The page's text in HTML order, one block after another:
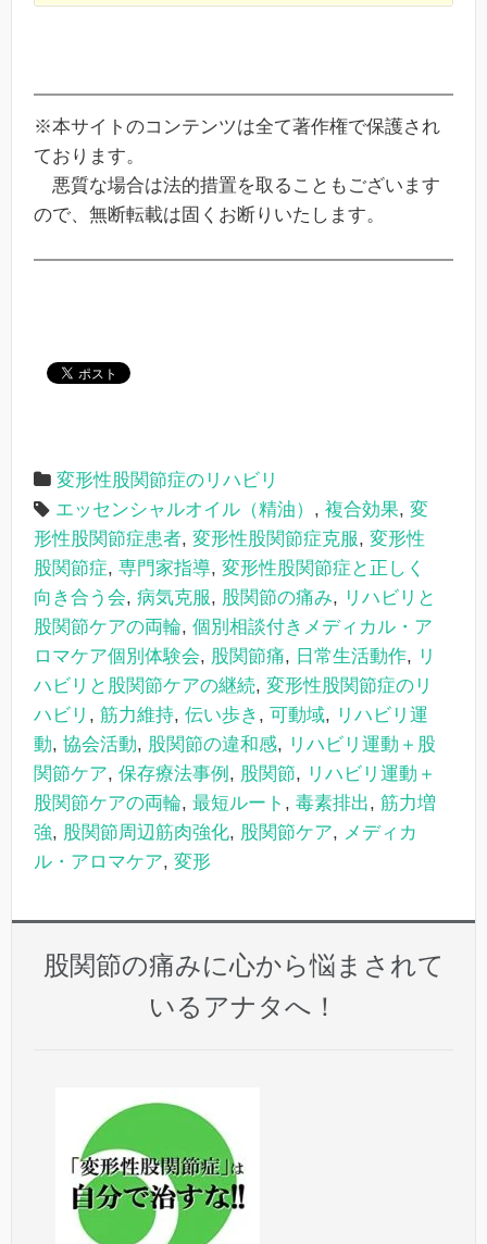
※本サイトのコンテンツは全て著作権で保護され
ております。
悪質な場合は法的措置を取ることもございます
ので、無断転載は固くお断りいたします。
変形性股関節症のリハビリ
エッセンシャルオイル（精油） , 複合効果, 変
形性股関節症患者, 変形性股関節症克服, 変形性
股関節症, 専門家指導, 変形性股関節症と正しく
向き合う会, 病気克服, 股関節の痛み, リハビリと
股関節ケアの両輪, 個別相談付きメディカル・ア
ロマケア個別体験会, 股関節痛, 日常生活動作, リ
ハビリと股関節ケアの継続, 変形性股関節症のリ
ハビリ , 筋力維持, 伝い歩き , 可動域, リハビリ運
動, 協会活動, 股関節の違和感, リハビリ運動＋股
関節ケア, 保存療法事例 , 股関節, リハビリ運動＋
股関節ケアの両輪, 最短ルート , 毒素排出, 筋力増
強, 股関節周辺筋肉強化, 股関節ケア, メディカ
ル・アロマケア, 変形
股関節の痛みに心から悩まされて
いるアナタへ！